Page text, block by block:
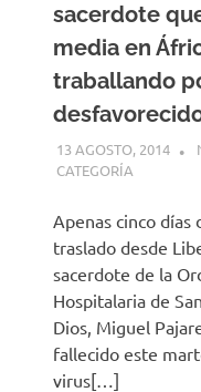
sacerdote
media en
traballando
13 AGOSTO, 2014
CATEGORÍA
Apenas cinco días
traslado desde
sacerdote de la
Hospitalaria de
Dios, Miguel
fallecido este
virus[…]